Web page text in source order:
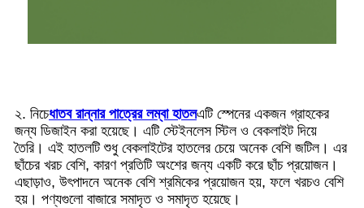
২. নিচেধাতব রান্নার পাত্রের লম্বা হাতলএটি স্পেনের একজন গ্রাহকের
জন্য ডিজাইন করা হয়েছে। এটি স্টেইনলেস স্টিল ও বেকলাইট দিয়ে
তৈরি। এই হাতলটি শুধু বেকলাইটের হাতলের চেয়ে অনেক বেশি জটিল। এর
ছাঁচের খরচ বেশি, কারণ প্রতিটি অংশের জন্য একটি করে ছাঁচ প্রয়োজন।
এছাড়াও, উৎপাদনে অনেক বেশি শ্রমিকের প্রয়োজন হয়, ফলে খরচও বেশি
হয়। পণ্যগুলো বাজারে সমাদৃত ও সমাদৃত হয়েছে।